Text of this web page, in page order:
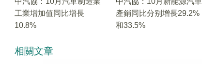
工業增加值同比增長
10.8%
產銷同比分别增長29.2%
和33.5%
相關文章